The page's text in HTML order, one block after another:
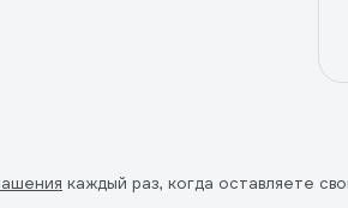
каждый раз, когда оставляете